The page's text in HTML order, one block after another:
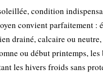
condition
convient parfaitement
drainé, calcaire ou
ou début printemps,
les hivers froids sans